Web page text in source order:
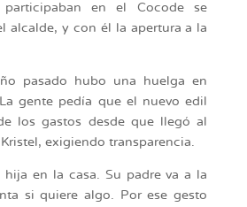
participaban en el Cocode se
alcalde, y con él la apertura a la
pasado hubo una huelga en
gente pedía que el nuevo edil
los gastos desde que llegó al
exigiendo transparencia.
hija en la casa. Su padre va a la
si quiere algo. Por ese gesto